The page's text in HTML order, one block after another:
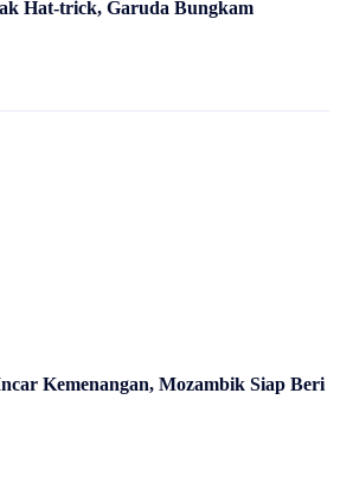
Hat-trick, Garuda Bungkam
Kemenangan, Mozambik Siap Beri